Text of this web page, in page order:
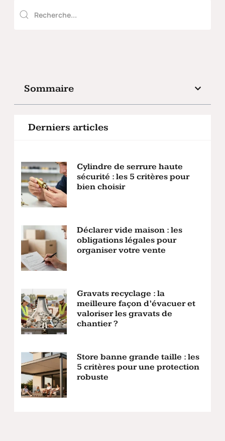
Sommaire
Derniers articles
Cylindre de serrure haute
sécurité : les 5 critères pour
bien choisir
Déclarer vide maison : les
obligations légales pour
organiser votre vente
Gravats recyclage : la
meilleure façon d’évacuer et
valoriser les gravats de
chantier ?
Store banne grande taille : les
5 critères pour une protection
robuste